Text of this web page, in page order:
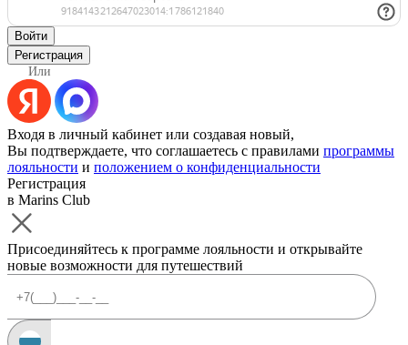
Войти
Регистрация
Или
Входя в личный кабинет или создавая новый,
Вы подтверждаете, что соглашаетесь с правилами программы
лояльности и положением о конфиденциальности
Регистрация
в Marins Club
Присоединяйтесь к программе лояльности и открывайте
новые возможности для путешествий